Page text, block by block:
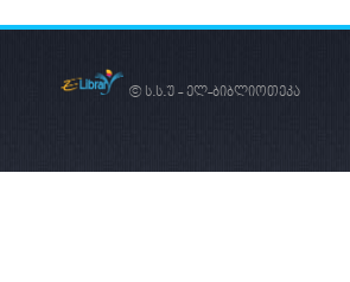
© ს.ს.უ - ელ-ბიბლიოთეკა